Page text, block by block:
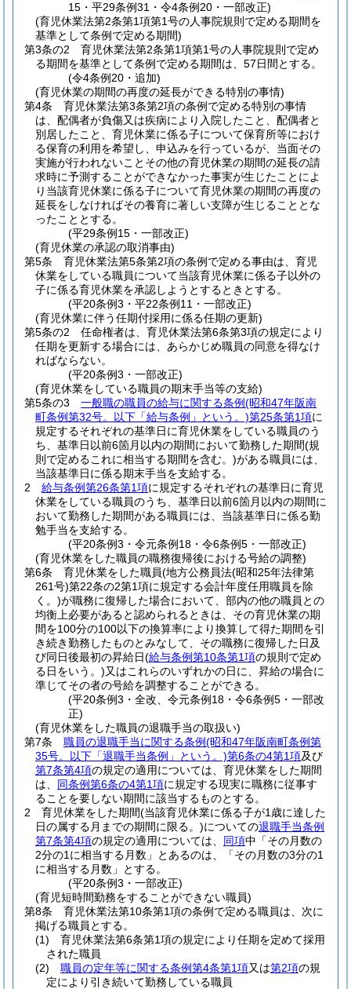
15・平29条例31・令4条例20・一部改正)
(育児休業法第2条第1項第1号の人事院規則で定める期間を
基準として条例で定める期間)
第3条の2
育児休業法第2条第1項第1号の人事院規則で定め
る期間を基準として条例で定める期間は、57日間とする。
(令4条例20・追加)
(育児休業の期間の再度の延長ができる特別の事情)
第4条
育児休業法第3条第2項の条例で定める特別の事情
は、配偶者が負傷又は疾病により入院したこと、配偶者と
別居したこと、育児休業に係る子について保育所等におけ
る保育の利用を希望し、申込みを行っているが、当面その
実施が行われないことその他の育児休業の期間の延長の請
求時に予測することができなかった事実が生じたことによ
り当該育児休業に係る子について育児休業の期間の再度の
延長をしなければその養育に著しい支障が生じることとな
ったこととする。
(平29条例15・一部改正)
(育児休業の承認の取消事由)
第5条
育児休業法第5条第2項の条例で定める事由は、育児
休業をしている職員について当該育児休業に係る子以外の
子に係る育児休業を承認しようとするときとする。
(平20条例3・平22条例11・一部改正)
(育児休業に伴う任期付採用に係る任期の更新)
第5条の2
任命権者は、育児休業法第6条第3項の規定により
任期を更新する場合には、あらかじめ職員の同意を得なけ
ればならない。
(平20条例3・一部改正)
(育児休業をしている職員の期末手当等の支給)
第5条の3
一般職の職員の給与に関する条例(昭和47年阪南
町条例第32号。以下「給与条例」という。)第25条第1項に
規定するそれぞれの基準日に育児休業をしている職員のう
ち、基準日以前6箇月以内の期間において勤務した期間(規
則で定めるこれに相当する期間を含む。)がある職員には、
当該基準日に係る期末手当を支給する。
2
給与条例第26条第1項に規定するそれぞれの基準日に育児
休業をしている職員のうち、基準日以前6箇月以内の期間に
おいて勤務した期間がある職員には、当該基準日に係る勤
勉手当を支給する。
(平20条例3・令元条例18・令6条例5・一部改正)
(育児休業をした職員の職務復帰後における号給の調整)
第6条
育児休業をした職員(地方公務員法(昭和25年法律第
261号)第22条の2第1項に規定する会計年度任用職員を除
く。)が職務に復帰した場合において、部内の他の職員との
均衡上必要があると認められるときは、その育児休業の期
間を100分の100以下の換算率により換算して得た期間を引
き続き勤務したものとみなして、その職務に復帰した日及
び同日後最初の昇給日(給与条例第10条第1項の規則で定め
る日をいう。)又はこれらのいずれかの日に、昇給の場合に
準じてその者の号給を調整することができる。
(平20条例3・全改、令元条例18・令6条例5・一部改
正)
(育児休業をした職員の退職手当の取扱い)
第7条
職員の退職手当に関する条例(昭和47年阪南町条例第
35号。以下「退職手当条例」という。)第6条の4第1項及び
第7条第4項の規定の適用については、育児休業をした期間
は、 同条例第6条の4第1項に規定する現実に職務に従事す
ることを要しない期間に該当するものとする。
2
育児休業をした期間(当該育児休業に係る子が1歳に達した
日の属する月までの期間に限る。)についての退職手当条例
第7条第4項の規定の適用については、 同項中「その月数の
2分の1に相当する月数」とあるのは、「その月数の3分の1
に相当する月数」とする。
(平20条例3・一部改正)
(育児短時間勤務をすることができない職員)
第8条
育児休業法第10条第1項の条例で定める職員は、次に
掲げる職員とする。
(1)
育児休業法第6条第1項の規定により任期を定めて採用
された職員
(2)
職員の定年等に関する条例第4条第1項又は第2項の規
定により引き続いて勤務している職員